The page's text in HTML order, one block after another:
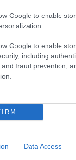
Google to enable
Google to enable
including
and fraud prevention,
Data Access
a szabadedzésekkel
De Vries, Sargeant,
egy perc és